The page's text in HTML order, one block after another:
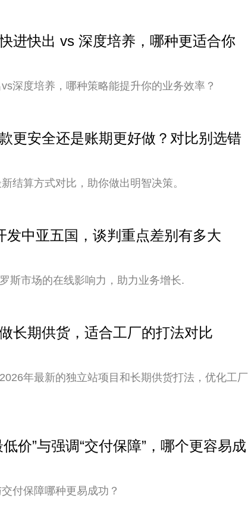
进快出 vs 深度培养，哪种更适合你
深度培养，哪种策略能提升你的业务效率？
更安全还是账期更好做？对比别选错
结算方式对比，助你做出明智决策。
中亚五国，谈判重点差别有多大
斯市场的在线影响力，助力业务增长.
长期供货，适合工厂的打法对比
年最新的独立站项目和长期供货打法，优化工厂
价”与强调“交付保障”，哪个更容易成
付保障哪种更易成功？